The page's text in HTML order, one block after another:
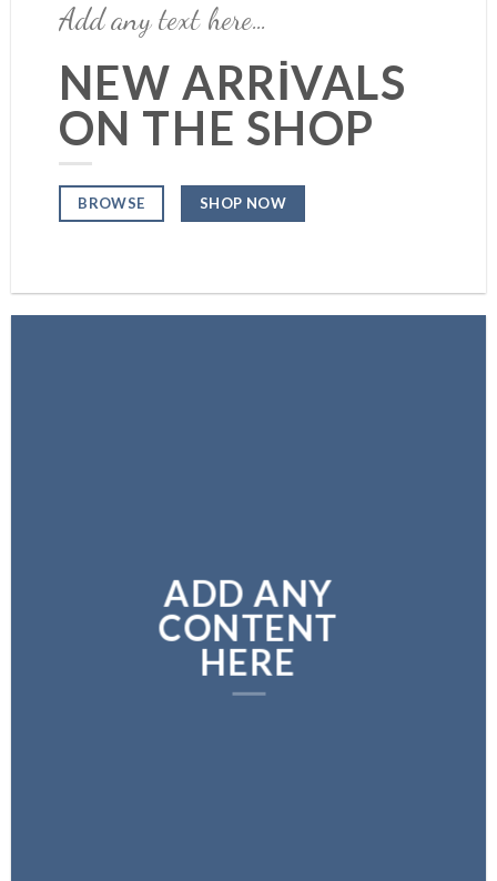
Add any text here…
NEW ARRIVALS
ON THE SHOP
BROWSE SHOP NOW
ADD ANY
CONTENT
HERE